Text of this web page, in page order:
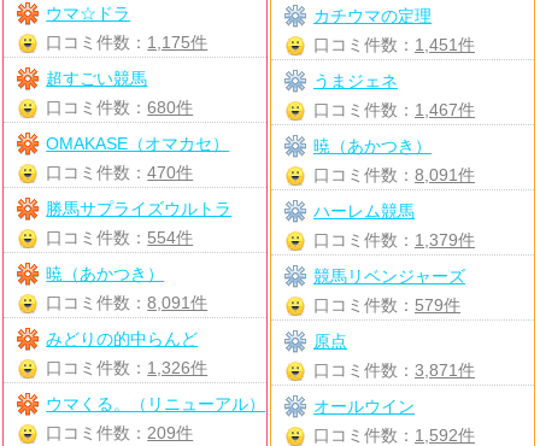
ウマ☆ドラ
口コミ件数： 1,175件
超すごい競馬
口コミ件数：680件
OMAKASE（オマカセ）
口コミ件数：470件
勝馬サプライズウルトラ
口コミ件数： 554件
暁（あかつき）
口コミ件数：8,091件
みどりの的中らんど
口コミ件数： 1,326件
ウマくる。（リニューアル）
口コミ件数： 209件
カチウマの定理
口コミ件数： 1,451件
うまジェネ
口コミ件数： 1,467件
暁（あかつき）
口コミ件数： 8,091件
ハーレム競馬
口コミ件数： 1,379件
競馬リベンジャーズ
口コミ件数： 579件
原点
口コミ件数： 3,871件
オールウイン
口コミ件数： 1,592件